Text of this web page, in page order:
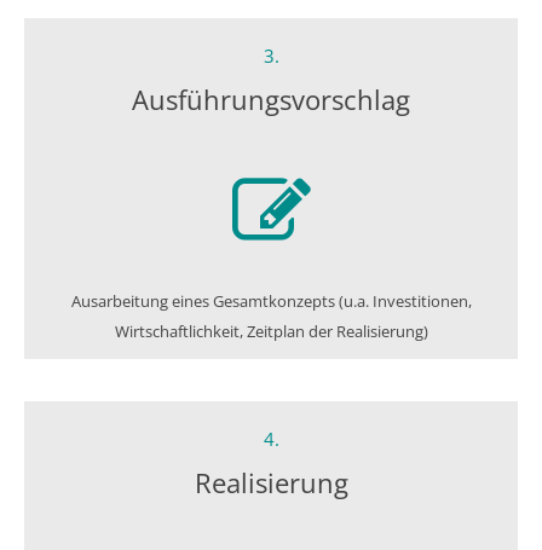
3.
Ausführungs­vorschlag
Ausarbeitung eines Gesamtkonzepts (u.a. Investitionen,
Wirtschaftlichkeit, Zeitplan der Realisierung)
4.
Realisierung